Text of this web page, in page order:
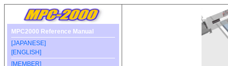
MPC2000 Reference Manual
[JAPANESE]
[ENGLISH]
[MEMBER]